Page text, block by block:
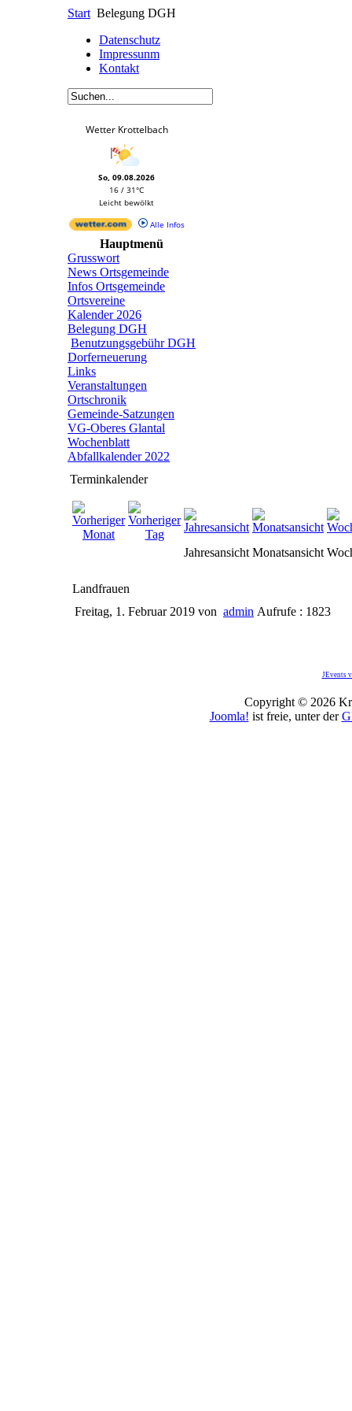
Start Belegung DGH
Datenschutz
Impressunm
Kontakt
Wetter Krottelbach
So, 09.08.2026
16 / 31°C
Leicht bewölkt
Alle Infos
Hauptmenü
Grusswort
News Ortsgemeinde
Infos Ortsgemeinde
Ortsvereine
Kalender 2026
Belegung DGH
Benutzungsgebühr DGH
Dorferneuerung
Links
Veranstaltungen
Ortschronik
Gemeinde-Satzungen
VG-Oberes Glantal
Wochenblatt
Abfallkalender 2022
Terminkalender
Jahresansicht Monatsansicht
Landfrauen
Freitag, 1. Februar 2019 von admin Aufrufe : 1823
JEvents
Copyright © 2026
Joomla! ist freie, unter der